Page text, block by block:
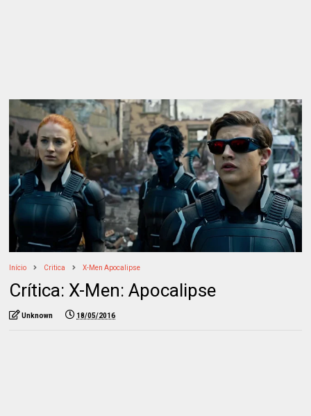
Início Critica X-Men Apocalipse
Crítica: X-Men: Apocalipse
Unknown 18/05/2016